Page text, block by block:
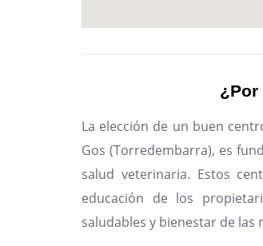
La elección de un buen
Gos (Torredembarra), es
salud veterinaria. Estos
educación de los
saludables y bienestar de las